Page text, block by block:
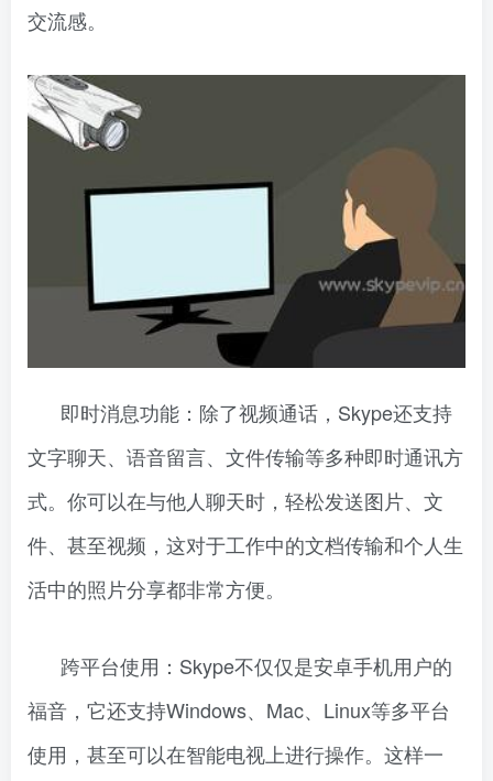
交流感。
即时消息功能：除了视频通话，Skype还支持
文字聊天、语音留言、文件传输等多种即时通讯方
式。你可以在与他人聊天时，轻松发送图片、文
件、甚至视频，这对于工作中的文档传输和个人生
活中的照片分享都非常方便。
跨平台使用：Skype不仅仅是安卓手机用户的
福音，它还支持Windows、Mac、Linux等多平台
使用，甚至可以在智能电视上进行操作。这样一